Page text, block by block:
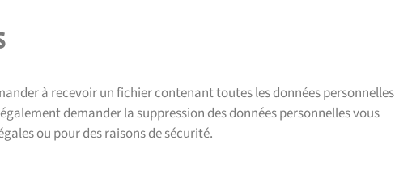
à recevoir un fichier contenant toutes les données personnelles
demander la suppression des données personnelles vous
ou pour des raisons de sécurité.